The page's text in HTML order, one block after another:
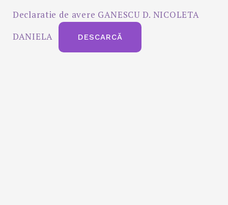
Declaratie de avere GANESCU D. NICOLETA
DANIELA
DESCARCĂ